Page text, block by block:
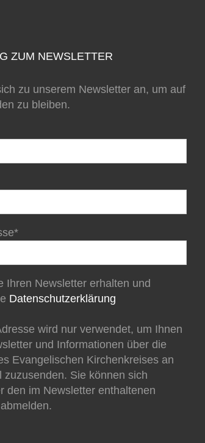
ZUM NEWSLETTER
zu unserem Newsletter an, um auf
zu bleiben.
Ihren Newsletter erhalten und
Datenschutzerklärung
wird nur verwendet, um Ihnen
und Informationen über die
Evangelischen Kirchenkreises an
zuzusenden. Sie können sich
den im Newsletter enthaltenen